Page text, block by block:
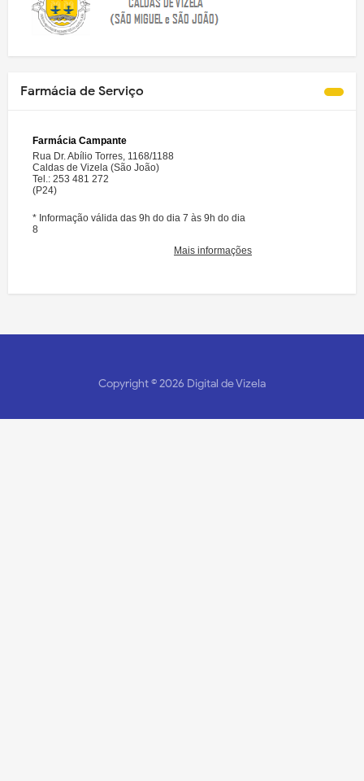
Farmácia de Serviço
Copyright ©2026 Digital de Vizela